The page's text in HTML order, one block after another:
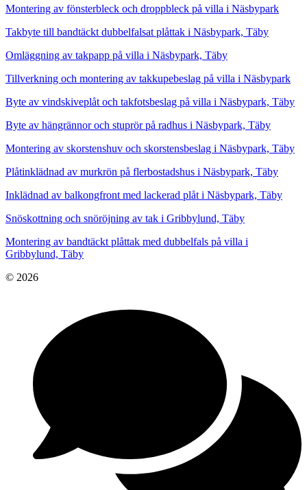
Montering av fönsterbleck och droppbleck på villa i Näsbypark
Takbyte till bandtäckt dubbelfalsat plåttak i Näsbypark, Täby
Omläggning av takpapp på villa i Näsbypark, Täby
Tillverkning och montering av takkupebeslag på villa i Näsbypark
Byte av vindskiveplåt och takfotsbeslag på villa i Näsbypark, Täby
Byte av hängrännor och stuprör på radhus i Näsbypark, Täby
Montering av skorstenshuv och skorstensbeslag i Näsbypark, Täby
Plåtinklädnad av murkrön på flerbostadshus i Näsbypark, Täby
Inklädnad av balkongfront med lackerad plåt i Näsbypark, Täby
Snöskottning och snöröjning av tak i Gribbylund, Täby
Montering av bandtäckt plåttak med dubbelfals på villa i
Gribbylund, Täby
© 2026